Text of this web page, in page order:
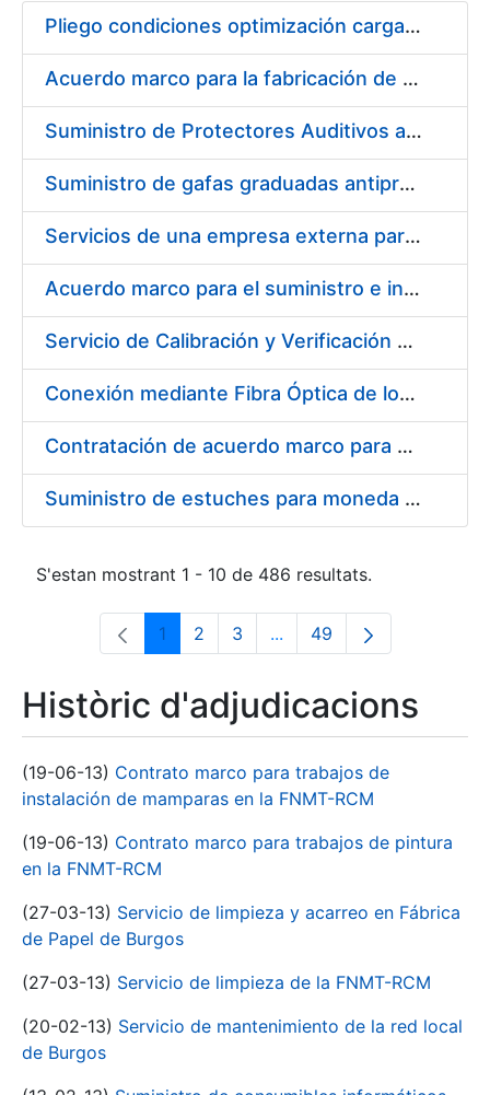
Mostra/Amaga Pliego condiciones optimización cargas compras firmado
Acuerdo marco para la fabricación de piezas
Suministro de Protectores Auditivos a medida para las personas trabajadoras de los Centros de Trabajo de Madrid y Burgos
Suministro de gafas graduadas antiproyecciones para los trabajadores de la FNMT-RCM en los centros de trabajo de Madrid y Burgos
Servicios de una empresa externa para el asesoramiento y resolución de los recursos de alzada que se presentan relacionados con procesos de selección para la FNMT-RCM
Acuerdo marco para el suministro e instalación de persianas, estores y otros complementos
Servicio de Calibración y Verificación Externa de los Equipos de Medición del Servicio de Prevención de la FNMT-RCM
Conexión mediante Fibra Óptica de los Centros de Proceso de Datos (CPDs) de las sedes de la FNMT-RCM de Burgos y Madrid
Contratación de acuerdo marco para el Suministro de Material de Electricidad para la Fábrica Nacional de Moneda y Timbre-Real Casa de la Moneda en su centro de trabajo de Burgos
Suministro de estuches para moneda de 30 €
S'estan mostrant 1 - 10 de 486 resultats.
Pàgina
1 Pàgina
2 Pàgina
3 ...Pàgines intermèdies
Pàgina
49
Històric d'adjudicacions
(19-06-13) Contrato marco para trabajos de
instalación de mamparas en la FNMT-RCM
(19-06-13) Contrato marco para trabajos de pintura
en la FNMT-RCM
(27-03-13) Servicio de limpieza y acarreo en Fábrica
de Papel de Burgos
(27-03-13) Servicio de limpieza de la FNMT-RCM
(20-02-13) Servicio de mantenimiento de la red local
de Burgos